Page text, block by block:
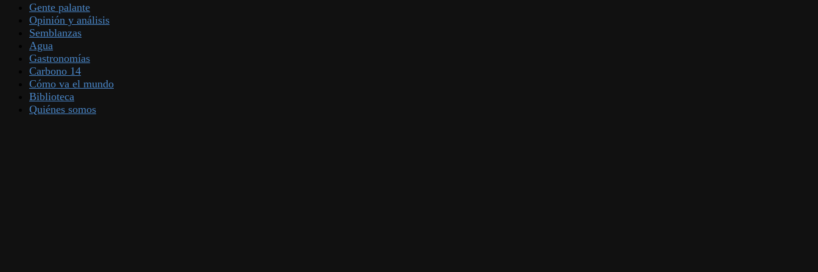
Gente palante
Opinión y análisis
Semblanzas
Agua
Gastronomías
Carbono 14
Cómo va el mundo
Biblioteca
Quiénes somos